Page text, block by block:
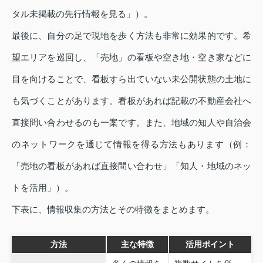
タル未掲載の先行情報を見る」）。
最後に、自分の足で現地を歩く方法も非常に効果的です。希
望エリアを巡回し、「売地」の看板や空き地・空き家などに
目を向けることで、看板すら出ていない未公開状態の土地に
も気づくことがあります。看板があれば記載の不動産会社へ
直接問い合わせるのも一案です。また、地域の知人や自治会
のネットワークを通じて情報を得る方法もあります（例：
「売地の看板があれば直接問い合わせ」「知人・地域のネッ
トを活用」）。
下表に、情報収集の方法とその特徴をまとめます。
方法 主な特徴 活用ポイント